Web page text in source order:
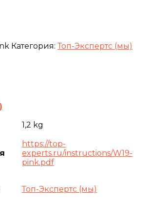
Категория: Топ-Экспертс (мы)
1,2 kg
https://top-
experts.ru/instructions/W19-
pink.pdf
Топ-Экспертс (мы)